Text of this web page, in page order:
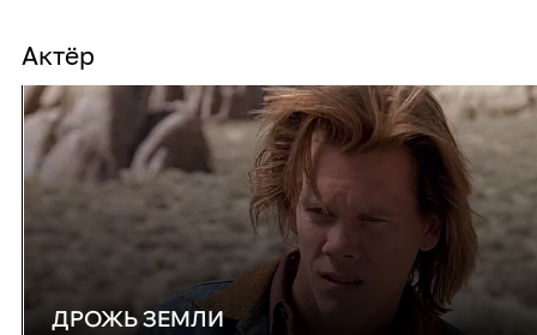
Актёр
ДРОЖЬ ЗЕМЛИ